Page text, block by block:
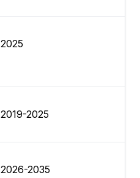
2025
2019-2025
2026-2035